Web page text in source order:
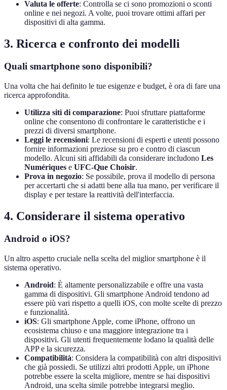
Valuta le offerte: Controlla se ci sono promozioni o sconti
online e nei negozi. A volte, puoi trovare ottimi affari per
dispositivi di alta gamma.
3. Ricerca e confronto dei modelli
Quali smartphone sono disponibili?
Una volta che hai definito le tue esigenze e budget, è ora di fare una
ricerca approfondita.
Utilizza siti di comparazione: Puoi sfruttare piattaforme
online che consentono di confrontare le caratteristiche e i
prezzi di diversi smartphone.
Leggi le recensioni: Le recensioni di esperti e utenti possono
fornire informazioni preziose su pro e contro di ciascun
modello. Alcuni siti affidabili da considerare includono Les
Numériques e UFC-Que Choisir.
Prova in negozio: Se possibile, prova il modello di persona
per accertarti che si adatti bene alla tua mano, per verificare il
display e per testare la reattività dell'interfaccia.
4. Considerare il sistema operativo
Android o iOS?
Un altro aspetto cruciale nella scelta del miglior smartphone è il
sistema operativo.
Android: È altamente personalizzabile e offre una vasta
gamma di dispositivi. Gli smartphone Android tendono ad
essere più vari rispetto a quelli iOS, con molte scelte di prezzo
e funzionalità.
iOS: Gli smartphone Apple, come iPhone, offrono un
ecosistema chiuso e una maggiore integrazione tra i
dispositivi. Gli utenti frequentemente lodano la qualità delle
APP e la sicurezza.
Compatibilità: Considera la compatibilità con altri dispositivi
che già possiedi. Se utilizzi altri prodotti Apple, un iPhone
potrebbe essere la scelta migliore, mentre se hai dispositivi
Android, una scelta simile potrebbe integrarsi meglio.